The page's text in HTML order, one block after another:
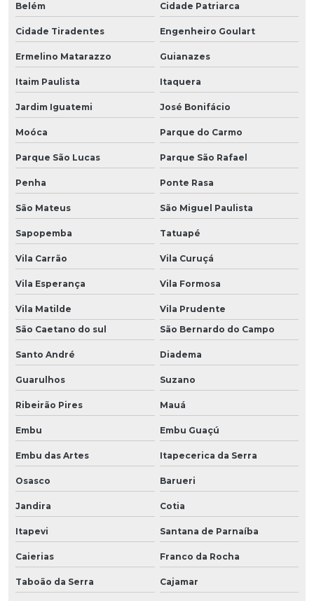
Belém Cidade Patriarca
Cidade Tiradentes Engenheiro Goulart
Ermelino Matarazzo Guianazes
Itaim Paulista Itaquera
Jardim Iguatemi José Bonifácio
Moóca Parque do Carmo
Parque São Lucas Parque São Rafael
Penha Ponte Rasa
São Mateus São Miguel Paulista
Sapopemba Tatuapé
Vila Carrão Vila Curuçá
Vila Esperança Vila Formosa
Vila Matilde
Vila Prudente
São Caetano do sul
São Bernardo do Campo
Santo André Diadema
Guarulhos Suzano
Ribeirão Pires Mauá
Embu Embu Guaçú
Embu das Artes Itapecerica da Serra
Osasco Barueri
Jandira Cotia
Itapevi Santana de Parnaíba
Caierias Franco da Rocha
Taboão da Serra Cajamar